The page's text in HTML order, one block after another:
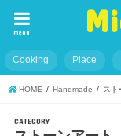
menu
Cooking Place
HOME Handmade スト
CATEGORY